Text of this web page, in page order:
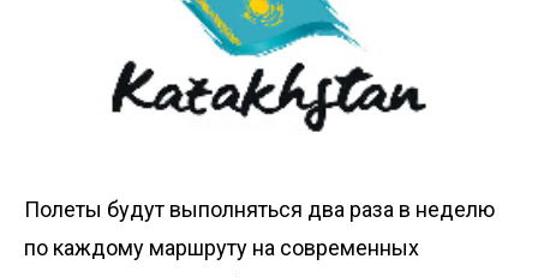
Полеты будут выполняться два раза в неделю
по каждому маршруту на современных